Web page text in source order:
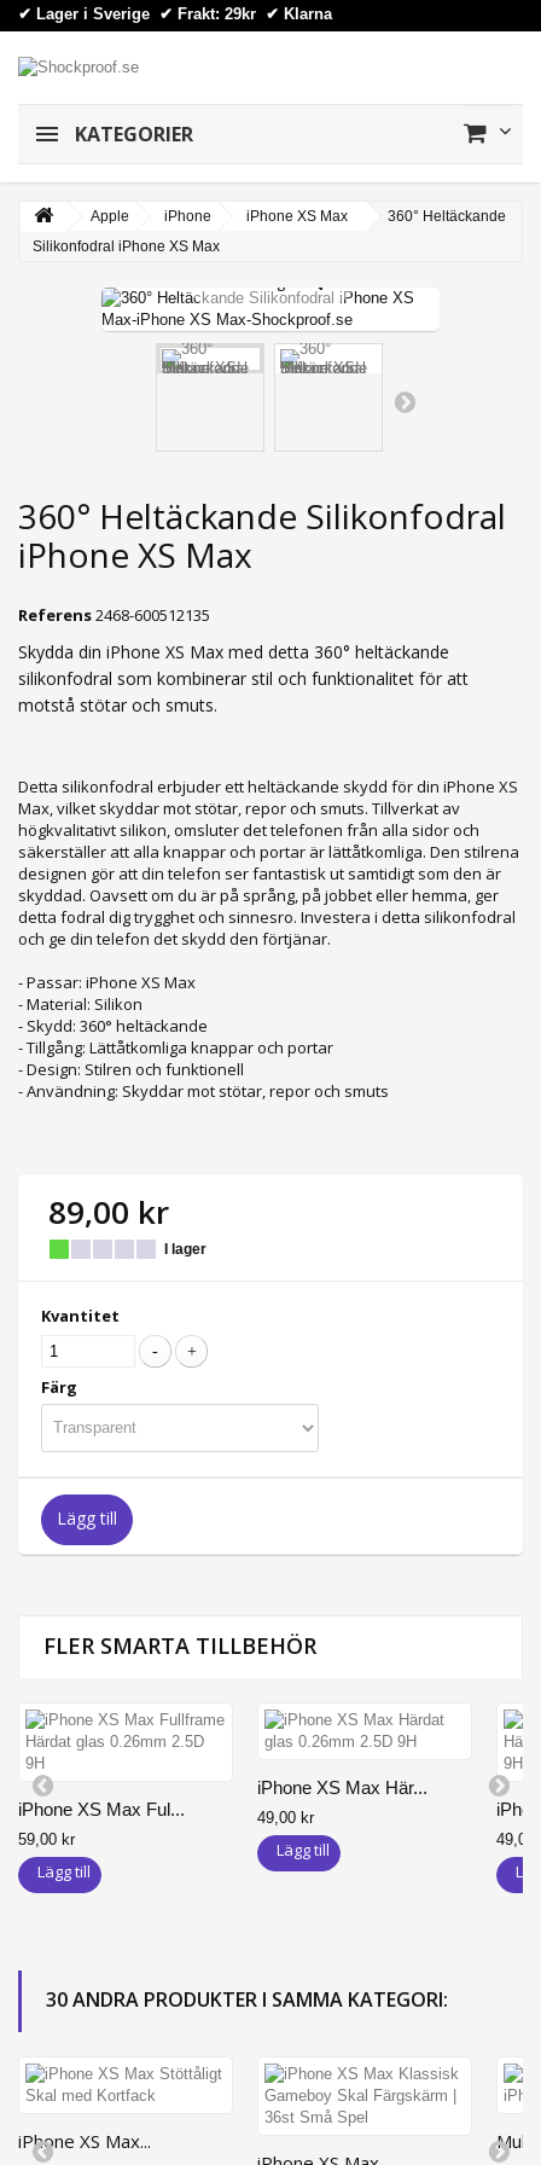
✔ Lager i Sverige ✔ Frakt: 29kr ✔ Klarna
KATEGORIER
Apple iPhone iPhone XS Max
360° Heltäckande
Silikonfodral iPhone XS Max
360° Heltäckande Silikonfodral
iPhone XS Max
Referens2468-600512135
Skydda din iPhone XS Max med detta 360° heltäckande
silikonfodral som kombinerar stil och funktionalitet för att
motstå stötar och smuts.
Detta silikonfodral erbjuder ett heltäckande skydd för din iPhone XS
Max, vilket skyddar mot stötar, repor och smuts. Tillverkat av
högkvalitativt silikon, omsluter det telefonen från alla sidor och
säkerställer att alla knappar och portar är lättåtkomliga. Den stilrena
designen gör att din telefon ser fantastisk ut samtidigt som den är
skyddad. Oavsett om du är på språng, på jobbet eller hemma, ger
detta fodral dig trygghet och sinnesro. Investera i detta silikonfodral
och ge din telefon det skydd den förtjänar.
- Passar: iPhone XS Max
- Material: Silikon
- Skydd: 360° heltäckande
- Tillgång: Lättåtkomliga knappar och portar
- Design: Stilren och funktionell
- Användning: Skyddar mot stötar, repor och smuts
89,00 kr
I lager
Kvantitet
Färg
Lägg till
FLER SMARTA TILLBEHÖR
iPhone XS Max Ful...
59,00 kr
Lägg till
iPhone XS Max Här...
49,00 kr
Lägg till 49,00
30 ANDRA PRODUKTER I SAMMA KATEGORI:
iPhone XS Max...